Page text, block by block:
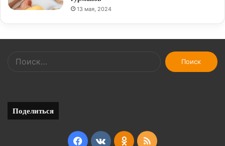
13 мая, 2024
Найти:
Поделиться
Facebook
vk.comOdnoklassniki
RSS